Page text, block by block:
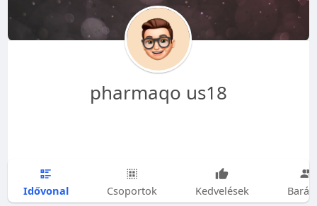
pharmaqo us18
Idővonal Csoportok Kedvelések